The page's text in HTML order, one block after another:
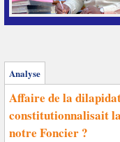
Analyse
Affaire de la
constitutionnalisait
notre Foncier ?